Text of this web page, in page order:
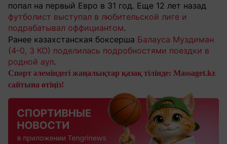
попал на первый Евро в 31 год. Еще 12 лет назад
футболист выступал в любительской лиге и
подрабатывал оффициантом.
Ранее казахстанская боксерша Балауса Муздиман
(4-0, 3 КО) поделилась подробностями поездки в
родной аул.
Спорт әлеміндегі жаңалықтар қазақ тілінде: Massaget.kz
сайтына өтіңіз!